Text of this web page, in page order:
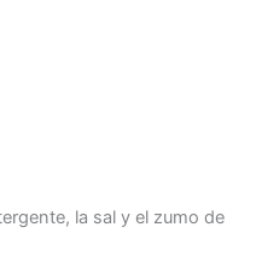
la sal y el zumo de